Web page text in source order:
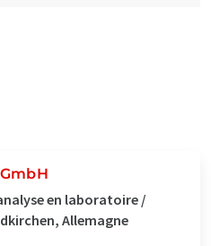
en laboratoire /
Allemagne